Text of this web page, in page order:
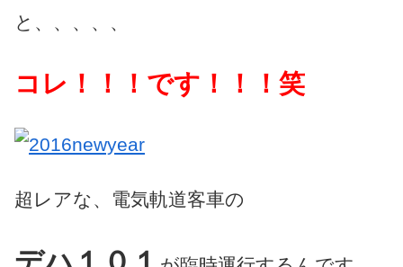
と、、、、、
コレ！！！です！！！笑
超レアな、電気軌道客車の